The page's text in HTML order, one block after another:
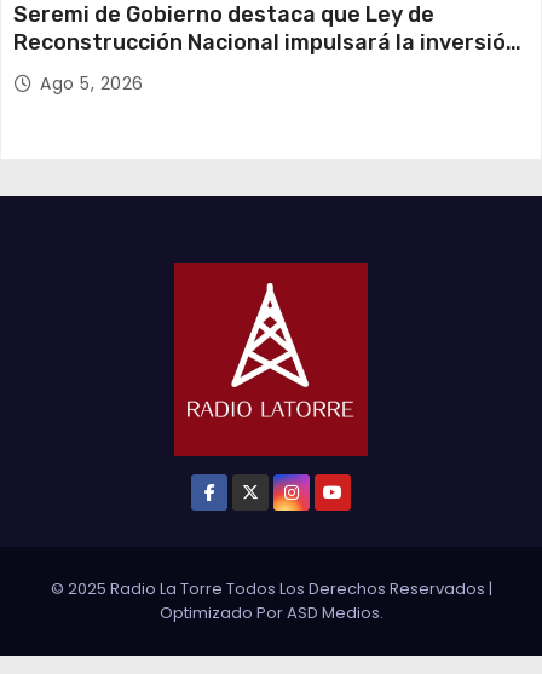
Seremi de Gobierno destaca que Ley de
Reconstrucción Nacional impulsará la inversión
y el empleo en Tarapacá
Ago 5, 2026
© 2025 Radio La Torre Todos Los Derechos Reservados |
Optimizado PorASD Medios.